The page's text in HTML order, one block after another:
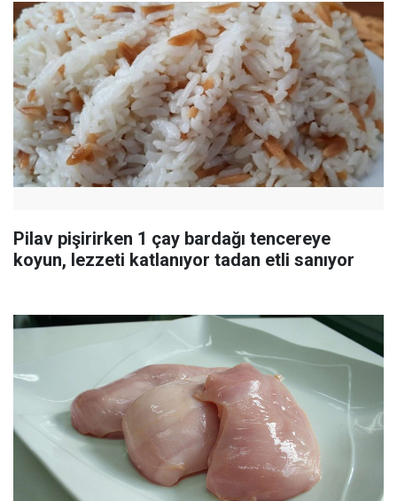
Pilav pişirirken 1 çay bardağı tencereye
koyun, lezzeti katlanıyor tadan etli sanıyor